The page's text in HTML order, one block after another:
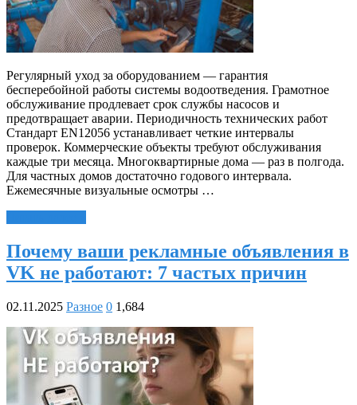
Регулярный уход за оборудованием — гарантия
бесперебойной работы системы водоотведения. Грамотное
обслуживание продлевает срок службы насосов и
предотвращает аварии. Периодичность технических работ
Стандарт EN12056 устанавливает четкие интервалы
проверок. Коммерческие объекты требуют обслуживания
каждые три месяца. Многоквартирные дома — раз в полгода.
Для частных домов достаточно годового интервала.
Ежемесячные визуальные осмотры …
Почему ваши рекламные объявления в
VK не работают: 7 частых причин
02.11.2025 Разное 0 1,684